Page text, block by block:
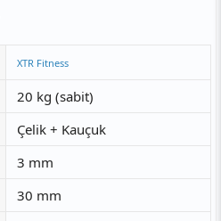
XTR Fitness
20 kg (sabit)
Çelik + Kauçuk
3 mm
30 mm